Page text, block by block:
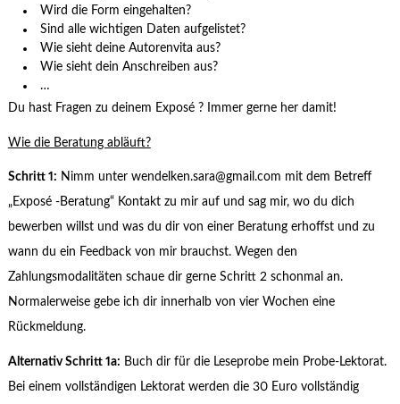
Wird die Form eingehalten?
Sind alle wichtigen Daten aufgelistet?
Wie sieht deine Autorenvita aus?
Wie sieht dein Anschreiben aus?
…
Du hast Fragen zu deinem Exposé ? Immer gerne her damit!
Wie die Beratung abläuft?
Schritt 1: Nimm unter wendelken.sara@gmail.com mit dem Betreff
„Exposé -Beratung“ Kontakt zu mir auf und sag mir, wo du dich
bewerben willst und was du dir von einer Beratung erhoffst und zu
wann du ein Feedback von mir brauchst. Wegen den
Zahlungsmodalitäten schaue dir gerne Schritt 2 schonmal an.
Normalerweise gebe ich dir innerhalb von vier Wochen eine
Rückmeldung.
Alternativ Schritt 1a: Buch dir für die Leseprobe mein Probe-Lektorat.
Bei einem vollständigen Lektorat werden die 30 Euro vollständig